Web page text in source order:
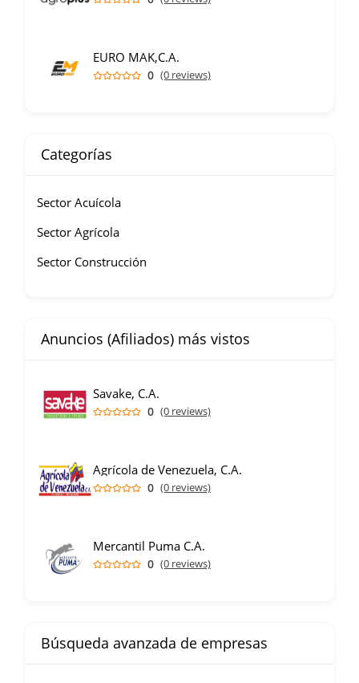
EURO MAK,C.A.
0 (0 reviews)
Categorías
Sector Acuícola
Sector Agrícola
Sector Construcción
Anuncios (Afiliados) más vistos
Savake, C.A.
0 (0 reviews)
Agrícola de Venezuela, C.A.
0 (0 reviews)
Mercantil Puma C.A.
0 (0 reviews)
Búsqueda avanzada de empresas